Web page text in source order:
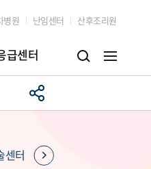
병원 난임센터 산후조리원
급센터
센터